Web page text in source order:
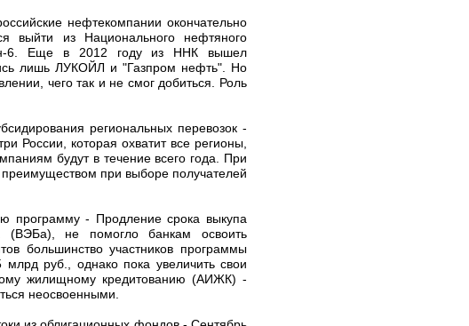
нефтекомпании окончательно
выйти из Национального нефтяного
6. Еще в 2012 году из ННК вышел
лишь ЛУКОЙЛ и "Газпром нефть". Но
чего так и не смог добиться. Роль
региональных перевозок -
России, которая охватит все регионы,
будут в течение всего года. При
преимуществом при выборе получателей
программу - Продление срока выкупа
(ВЭБа), не помогло банкам освоить
большинство участников программы
руб., однако пока увеличить свои
жилищному кредитованию (АИЖК) -
неосвоенными.